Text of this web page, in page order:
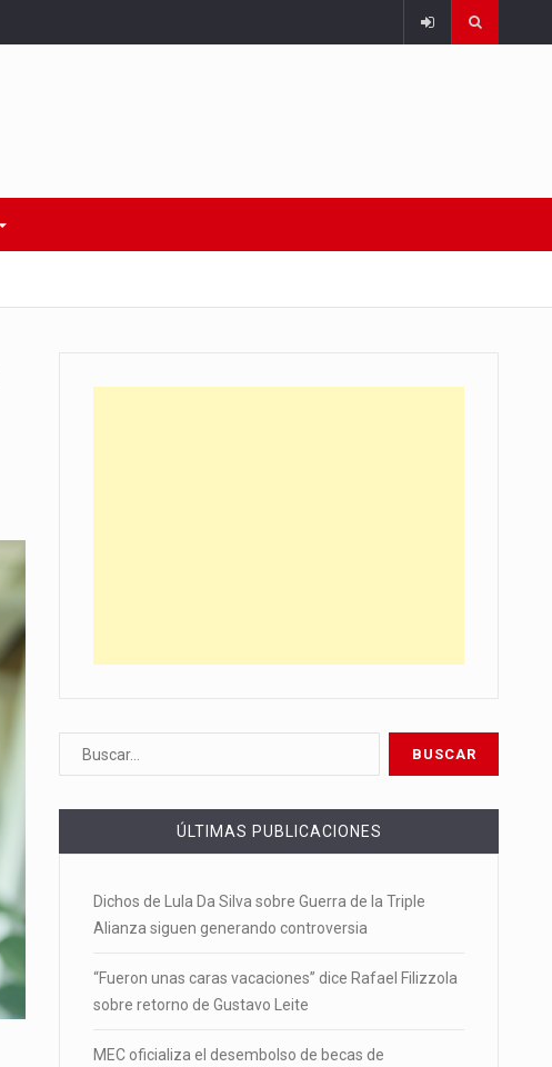
ÚLTIMAS PUBLICACIONES
Dichos de Lula Da Silva sobre Guerra de la Triple
Alianza siguen generando controversia
“Fueron unas caras vacaciones” dice Rafael Filizzola
sobre retorno de Gustavo Leite
MEC oficializa el desembolso de becas de